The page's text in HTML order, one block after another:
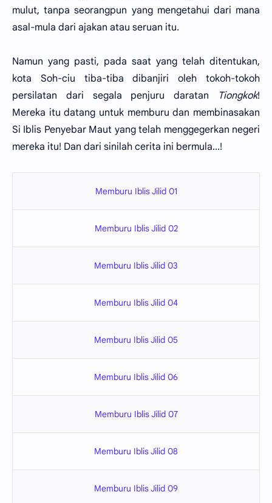
mulut, tanpa seorangpun yang mengetahui dari mana
asal-mula dari ajakan atau seruan itu.
Namun yang pasti, pada saat yang telah ditentukan,
kota Soh-ciu tiba-tiba dibanjiri oleh tokoh-tokoh
persilatan dari segala penjuru daratan
Tiongkok!
Mereka itu datang untuk memburu dan membinasakan
Si Iblis Penyebar Maut yang telah menggegerkan negeri
mereka itu! Dan dari sinilah cerita ini bermula...!
Memburu Iblis Jilid 01
Memburu Iblis Jilid 02
Memburu Iblis Jilid 03
Memburu Iblis Jilid 04
Memburu Iblis Jilid 05
Memburu Iblis Jilid 06
Memburu Iblis Jilid 07
Memburu Iblis Jilid 08
Memburu Iblis Jilid 09